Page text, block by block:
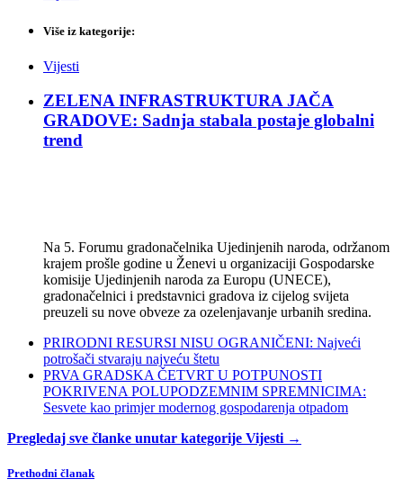
Više iz kategorije:
Vijesti
ZELENA INFRASTRUKTURA JAČA
GRADOVE: Sadnja stabala postaje globalni
trend
Na 5. Forumu gradonačelnika Ujedinjenih naroda, održanom
krajem prošle godine u Ženevi u organizaciji Gospodarske
komisije Ujedinjenih naroda za Europu (UNECE),
gradonačelnici i predstavnici gradova iz cijelog svijeta
preuzeli su nove obveze za ozelenjavanje urbanih sredina.
PRIRODNI RESURSI NISU OGRANIČENI: Najveći
potrošači stvaraju najveću štetu
PRVA GRADSKA ČETVRT U POTPUNOSTI
POKRIVENA POLUPODZEMNIM SPREMNICIMA:
Sesvete kao primjer modernog gospodarenja otpadom
Pregledaj sve članke unutar kategorije Vijesti →
Prethodni članak